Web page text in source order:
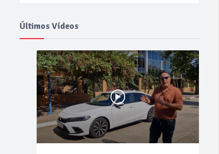
Últimos Vídeos